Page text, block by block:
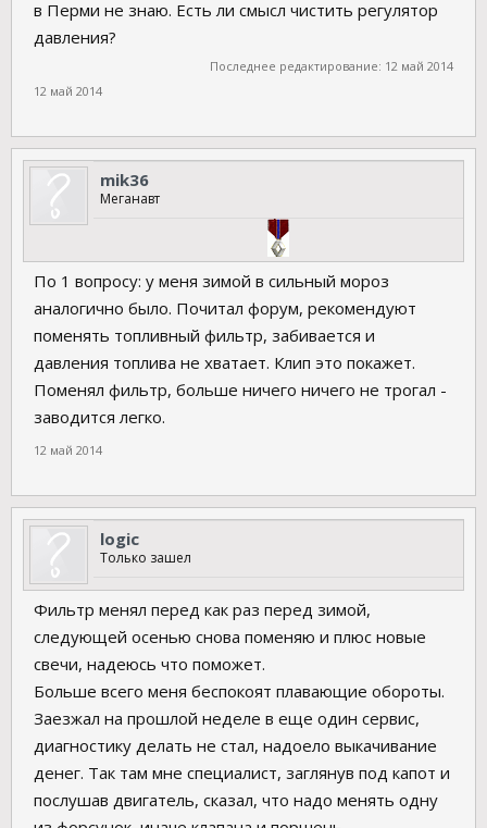
в Перми не знаю. Есть ли смысл чистить регулятор
давления?
Последнее редактирование: 12 май 2014
12 май 2014
mik36
Меганавт
По 1 вопросу: у меня зимой в сильный мороз
аналогично было. Почитал форум, рекомендуют
поменять топливный фильтр, забивается и
давления топлива не хватает. Клип это покажет.
Поменял фильтр, больше ничего ничего не трогал -
заводится легко.
12 май 2014
logic
Только зашел
Фильтр менял перед как раз перед зимой,
следующей осенью снова поменяю и плюс новые
свечи, надеюсь что поможет.
Больше всего меня беспокоят плавающие обороты.
Заезжал на прошлой неделе в еще один сервис,
диагностику делать не стал, надоело выкачивание
денег. Так там мне специалист, заглянув под капот и
послушав двигатель, сказал, что надо менять одну